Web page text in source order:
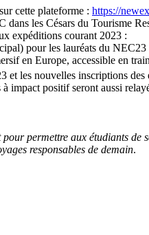
cette plateforme : https://
les Césars du Tourisme
expéditions courant 2023 :
pour les lauréats du NEC23
en Europe, accessible en train
et les nouvelles inscriptions
impact positif seront aussi
permettre aux étudiants
responsables de demain.